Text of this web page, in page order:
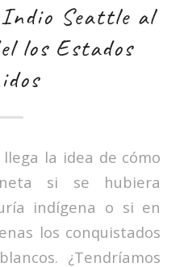
Seattle al
los Estados
la idea de cómo
si se hubiera
indígena o si en
los conquistados
¿Tendríamos